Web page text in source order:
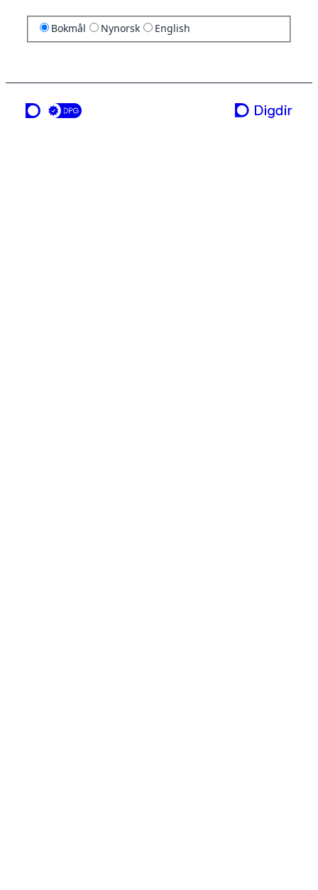
Bokmål Nynorsk English